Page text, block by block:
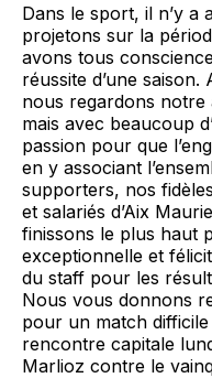
Dans le sport, il n’y a
projetons sur la
avons tous
réussite d’une
nous regardons notre
mais avec beaucoup
passion pour que
en y associant
supporters, nos
et salariés d’Aix
finissons le plus haut
exceptionnelle et
du staff pour les
Nous vous donnons
pour un match
rencontre capitale
Marlioz contre le